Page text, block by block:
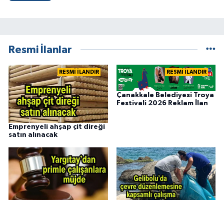
Resmi İlanlar
RESMİ İLANDIR
Emprenyeli ahşap çit direği
satın alınacak
RESMİ İLANDIR
Çanakkale Belediyesi Troya
Festivali 2026 Reklam İlan